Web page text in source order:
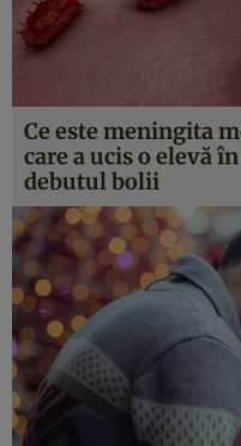
Ce este meningita
care a ucis o elevă
debutul bolii